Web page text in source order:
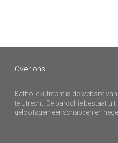
Over ons
Katholiekutrecht is de website
te Utrecht. De parochie bestaat uit
geloofsgemeenschappen en